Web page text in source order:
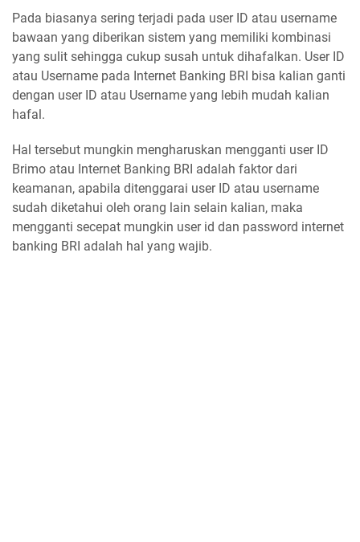
Pada biasanya sering terjadi pada user ID atau username
bawaan yang diberikan sistem yang memiliki kombinasi
yang sulit sehingga cukup susah untuk dihafalkan. User ID
atau Username pada Internet Banking BRI bisa kalian ganti
dengan user ID atau Username yang lebih mudah kalian
hafal.
Hal tersebut mungkin mengharuskan mengganti user ID
Brimo atau Internet Banking BRI adalah faktor dari
keamanan, apabila ditenggarai user ID atau username
sudah diketahui oleh orang lain selain kalian, maka
mengganti secepat mungkin user id dan password internet
banking BRI adalah hal yang wajib.